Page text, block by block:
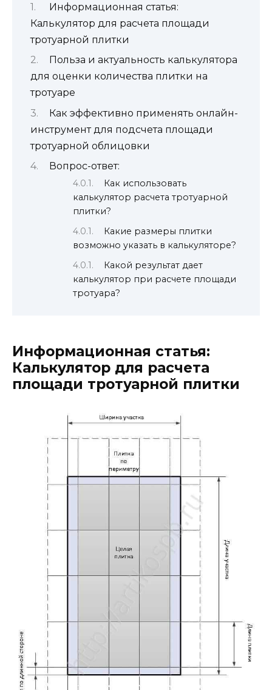
Информационная статья:
Калькулятор для расчета площади
тротуарной плитки
Польза и актуальность калькулятора
для оценки количества плитки на
тротуаре
Как эффективно применять онлайн-
инструмент для подсчета площади
тротуарной облицовки
Вопрос-ответ:
Как использовать
калькулятор расчета тротуарной
плитки?
Какие размеры плитки
возможно указать в калькуляторе?
Какой результат дает
калькулятор при расчете площади
тротуара?
Информационная статья:
Калькулятор для расчета
площади тротуарной плитки